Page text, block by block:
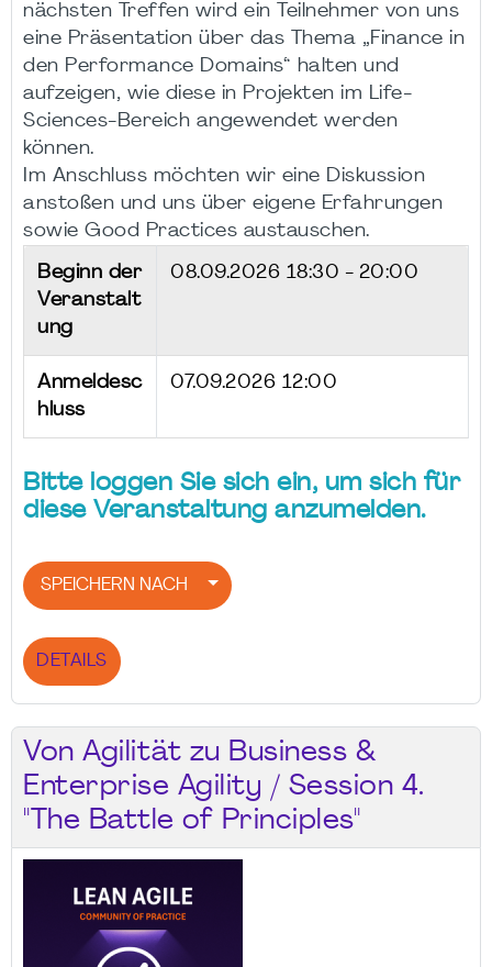
nächsten Treffen wird ein Teilnehmer von uns
eine Präsentation über das Thema „Finance in
den Performance Domains“ halten und
aufzeigen, wie diese in Projekten im Life-
Sciences-Bereich angewendet werden
können.
Im Anschluss möchten wir eine Diskussion
anstoßen und uns über eigene Erfahrungen
sowie Good Practices austauschen.
Beginn der
Veranstalt
ung
08.09.2026 18:30 - 20:00
Anmeldesc
hluss
07.09.2026 12:00
Bitte loggen Sie sich ein, um sich für
diese Veranstaltung anzumelden.
SPEICHERN NACH
DETAILS
Von Agilität zu Business &
Enterprise Agility / Session 4.
"The Battle of Principles"